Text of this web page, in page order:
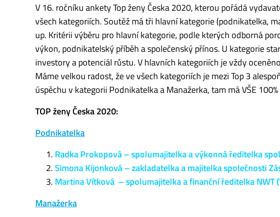
V 16. ročníku ankety Top ženy Česka 2020, kterou pořádá
všech kategoriích. Soutěž má tři hlavní kategorie (podnikatelka,
up. Kritérii výběru pro hlavní kategorie, podle kterých odborná
výkon, podnikatelský příběh a společenský přínos. U kategorie
investory a potenciál růstu. V hlavních kategoriích je vždy
Máme velkou radost, že ve všech kategoriích je mezi Top 3
úspěchu v kategorii Podnikatelka a Manažerka, tam má VŠE
TOP ženy Česka 2020:
Podnikatelka
Radka Prokopová – spolumajitelka a výkonná ředitelka
Simona Kijonková – zakladatelka a majitelka společnosti
Martina Vítková – spolumajitelka a finanční ředitelka NWT
Manažerka